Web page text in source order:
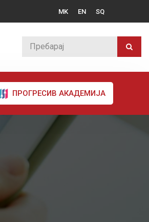
MK EN SQ
ПРОГРЕСИВ АКАДЕМИЈА